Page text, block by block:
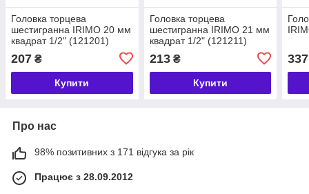
Головка торцева
шестигранна IRIMO 20 мм
квадрат 1/2" (121201)
207 ₴
Купити
Головка торцева
шестигранна IRIMO 21 мм
квадрат 1/2" (121211)
213₴
Купити
337
Про нас
98% позитивних з 171 відгука за рік
Працює з 28.09.2012